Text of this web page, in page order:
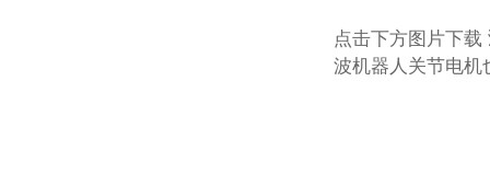
点击下方图片下
波机器人关节电机